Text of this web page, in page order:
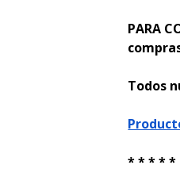
PARA
Todos
* * * * *